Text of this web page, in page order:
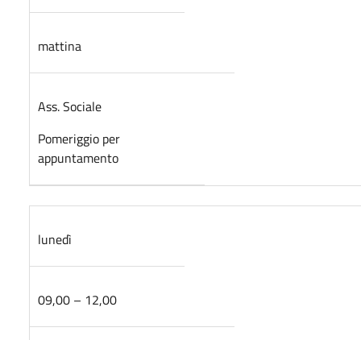
mattina
Ass. Sociale
Pomeriggio per
appuntamento
lunedì
09,00 – 12,00